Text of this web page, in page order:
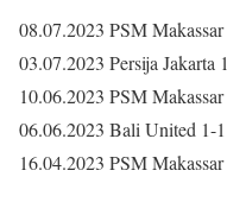
08.07.2023 PSM
03.07.2023 Persija
10.06.2023 PSM
06.06.2023 Bali United 1-
16.04.2023 PSM